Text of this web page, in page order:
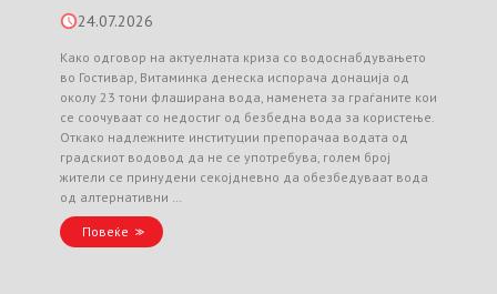
24.07.2026
Како одговор на актуелната криза со водоснабдувањето
во Гостивар, Витаминка денеска испорача донација од
околу 23 тони флаширана вода, наменета за граѓаните кои
се соочуваат со недостиг од безбедна вода за користење.
Откако надлежните институции препорачаа водата од
градскиот водовод да не се употребува, голем број
жители се принудени секојдневно да обезбедуваат вода
од алтернативни …
Повеќе